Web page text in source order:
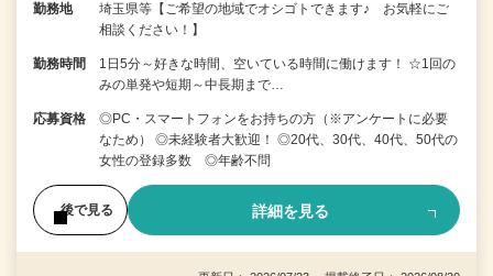
勤務地
埼玉県等【ご希望の地域でオシゴトできます♪ お気軽にご
相談ください！】
勤務時間
1日5分～好きな時間、空いている時間に働けます！ ☆1回の
みの単発や短期～中長期まで…
応募資格
◎PC・スマートフォンをお持ちの方（※アンケートに必要
なため） ◎未経験者大歓迎！ ◎20代、30代、40代、50代の
女性の登録多数 ◎年齢不問
後で見る 詳細を見る